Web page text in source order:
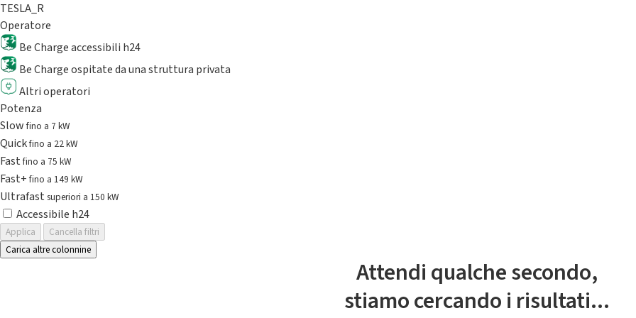
TESLA_R
Operatore
Be Charge accessibili h24
Be Charge ospitate da una struttura privata
Altri operatori
Potenza
Slowfino a 7 kW
Quickfino a 22 kW
Fastfino a 75 kW
Fast+fino a 149 kW
Ultrafast superiori a 150 kW
Accessibile h24
Applica
Cancella filtri
Carica altre colonnine
Attendi qualche secondo,
stiamo cercando i risultati...